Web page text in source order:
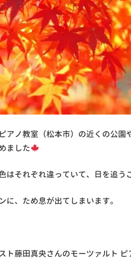
アノ教室（松本市）の近くの公園
ました
はそれぞれ違っていて、日を追う
に、ため息が出てしまいます。
ト藤田真央さんのモーツァルト ピ